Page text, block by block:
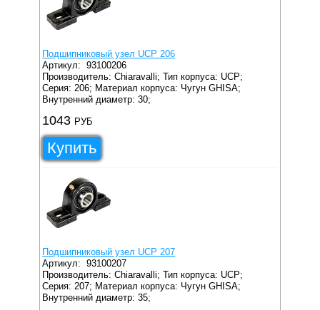
Подшипниковый узел UCP 206
Артикул:93100206
Производитель: Chiaravalli; Тип корпуса: UCP;
Серия: 206; Материал корпуса: Чугун GHISA;
Внутренний диаметр: 30;
1043 РУБ
Купить
Подшипниковый узел UCP 207
Артикул:93100207
Производитель: Chiaravalli; Тип корпуса: UCP;
Серия: 207; Материал корпуса: Чугун GHISA;
Внутренний диаметр: 35;